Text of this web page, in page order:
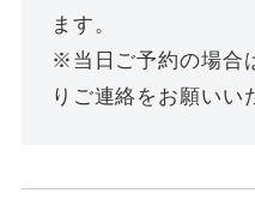
ます。
※当日ご予約の場合
りご連絡をお願いい